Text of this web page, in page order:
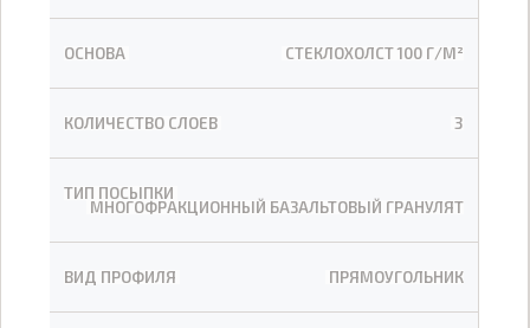
ОСНОВА СТЕКЛОХОЛСТ 100 Г/М²
КОЛИЧЕСТВО СЛОЕВ 3
ТИП ПОСЫПКИ
МНОГОФРАКЦИОННЫЙ БАЗАЛЬТОВЫЙ ГРАНУЛЯТ
ВИД ПРОФИЛЯ ПРЯМОУГОЛЬНИК